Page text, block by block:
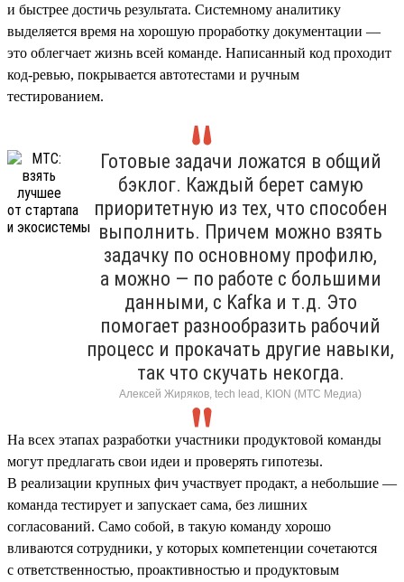
и быстрее достичь результата. Системному аналитику
выделяется время на хорошую проработку документации —
это облегчает жизнь всей команде. Написанный код проходит
код-ревью, покрывается автотестами и ручным
тестированием.
Готовые задачи ложатся в общий
бэклог. Каждый берет самую
приоритетную из тех, что способен
выполнить. Причем можно взять
задачку по основному профилю,
а можно — по работе с большими
данными, с Kafka и т.д. Это
помогает разнообразить рабочий
процесс и прокачать другие навыки,
так что скучать некогда.
Алексей Жиряков, tech lead, KION (МТС Медиа)
На всех этапах разработки участники продуктовой команды
могут предлагать свои идеи и проверять гипотезы.
В реализации крупных фич участвует продакт, а небольшие —
команда тестирует и запускает сама, без лишних
согласований. Само собой, в такую команду хорошо
вливаются сотрудники, у которых компетенции сочетаются
с ответственностью, проактивностью и продуктовым